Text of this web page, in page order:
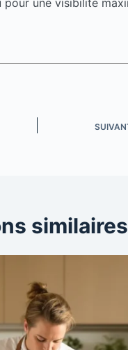
pour une visibilité
similaires